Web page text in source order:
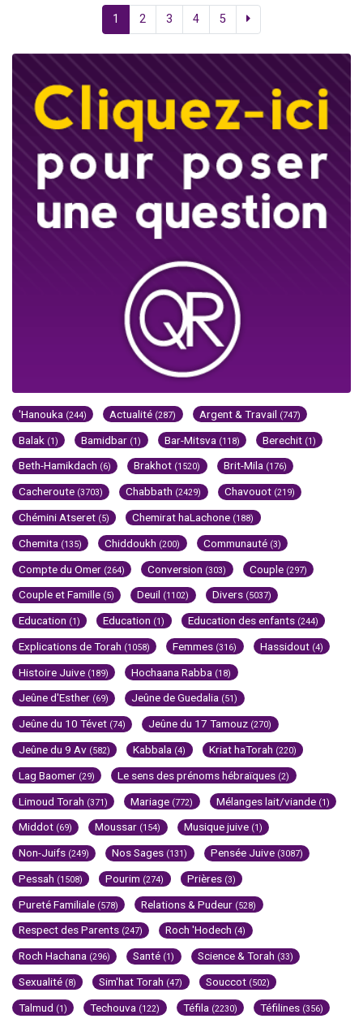
1 2 3 4 5
'Hanouka (244) Actualité (287) Argent & Travail (747)
Balak (1) Bamidbar (1) Bar-Mitsva (118) Berechit (1)
Beth-Hamikdach (6) Brakhot (1520) Brit-Mila (176)
Cacheroute (3703) Chabbath (2429) Chavouot (219)
Chémini Atseret (5) Chemirat haLachone (188)
Chemita (135) Chiddoukh (200) Communauté (3)
Compte du Omer (264) Conversion (303) Couple (297)
Couple et Famille (5) Deuil (1102) Divers (5037)
Education (1) Education (1) Education des enfants (244)
Explications de Torah (1058) Femmes (316) Hassidout (4)
Histoire Juive (189) Hochaana Rabba (18)
Jeûne d'Esther (69) Jeûne de Guedalia (51)
Jeûne du 10 Tévet (74) Jeûne du 17 Tamouz (270)
Jeûne du 9 Av (582) Kabbala (4) Kriat haTorah (220)
Lag Baomer (29) Le sens des prénoms hébraïques (2)
Limoud Torah (371) Mariage (772) Mélanges lait/viande (1)
Middot (69) Moussar (154) Musique juive (1)
Non-Juifs (249) Nos Sages (131) Pensée Juive (3087)
Pessah (1508) Pourim (274) Prières (3)
Pureté Familiale (578) Relations & Pudeur (528)
Respect des Parents (247) Roch 'Hodech (4)
Roch Hachana (296) Santé (1) Science & Torah (33)
Sexualité (8) Sim'hat Torah (47) Souccot (502)
Talmud (1) Techouva (122) Téfila (2230) Téfilines (356)